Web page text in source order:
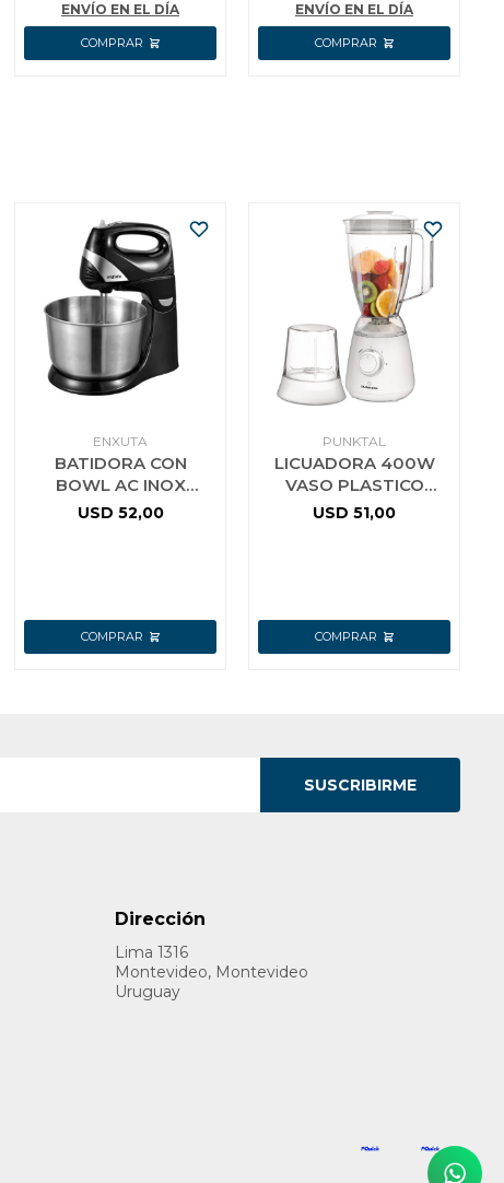
ENVÍO EN EL DÍA ENVÍO EN EL DÍA
ENXUTA
BATIDORA CON
BOWL AC INOX
ENXUTA 300W 5
USD 52,00
PUNKTAL
LICUADORA 400W
VASO PLASTICO
PUNKTAL 337LIC
USD 51,00
SUSCRIBIRME
Dirección
Lima 1316
Montevideo, Montevideo
Uruguay